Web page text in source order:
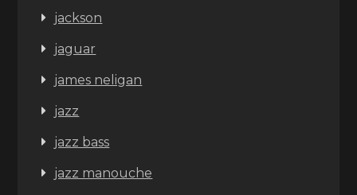
jackson
jaguar
james neligan
jazz
jazz bass
jazz manouche